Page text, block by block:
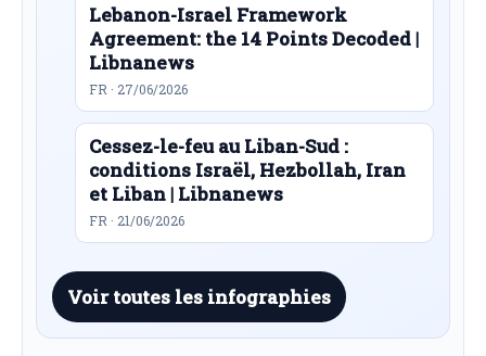
Lebanon-Israel Framework
Agreement: the 14 Points Decoded |
Libnanews
FR · 27/06/2026
Cessez-le-feu au Liban-Sud :
conditions Israël, Hezbollah, Iran
et Liban | Libnanews
FR · 21/06/2026
Voir toutes les infographies